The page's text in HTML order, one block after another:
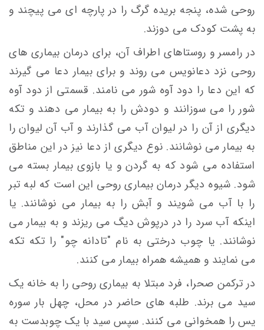
روحی شده، پنجه بریده گرگ را در پارچه ای می پیچند و
به پشت کودک می دوزند.
در رامسر و روستاهای اطراف آن، برای درمان بيماری های
روحی نزد دعانويس می روند و برای بيمار دعا می گيرند
كه اين دعا را دود آوه شور می نامند. قسمتی از دود آوه
شور را می سوزانند و دودش را به بيمار می دهند و تكه
ديگری از آن را در ليوان آب می گذارند و آب آن لیوان را
به بيمار می نوشانند. نوع ديگری از دعا نیز در این مناطق
استفاده می شود كه به گردن و يا بازوی بيمار بسته می
شود. شيوه ديگر درمان بيماری روحی اين است كه لبه تبر
را با آب می شویند و آبش را به بيمار می نوشانند. يا
اينكه آب سرد را در درپوش ديگ می ریزند و به بيمار می
نوشانند. یا چوب درختی به نام "تادانه چو" را تكه تكه
می نمایند و همیشه همراه بيمار می كنند.
در ترکمن صحرا، فرد مبتلا به بیماری روحی را به خانه یک
سید می برند. طلبه های حاضر در محل، چهل بار سوره
یس را همخوانی می کنند. سپس سید با یک چوبدست به